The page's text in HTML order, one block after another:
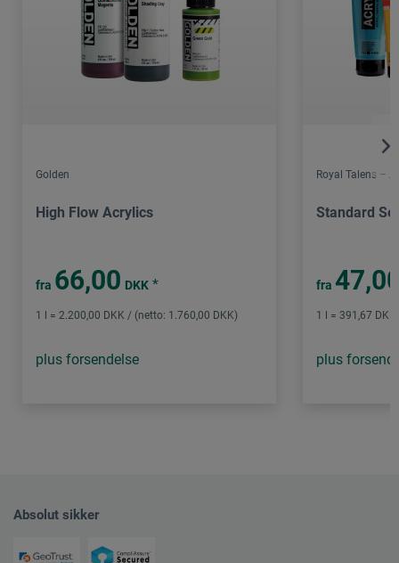
Golden
High Flow Acrylics
fra 66,00 DKK *
1 l = 2.200,00 DKK / (netto: 1.760,00 DKK)
plus forsendelse
Royal Talens –
Standard
fra
1 l = 391,67
plus
Absolut sikker